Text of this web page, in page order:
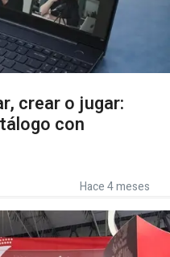
crear o jugar:
con
Hace 4 meses